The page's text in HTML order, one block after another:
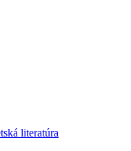
literatúra